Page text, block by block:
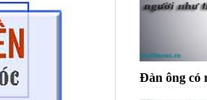
Đàn ông có